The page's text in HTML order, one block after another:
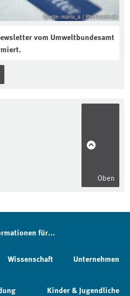
Quelle: maria_a / Photocase.de
vom Umweltbundesamt
Oben
für...
Wissenschaft Unternehmen
Kinder & Jugendliche